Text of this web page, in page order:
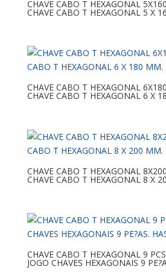
CHAVE CABO T HEXAGONAL
CHAVE CABO T HEXAGONAL 5 X
CHAVE CABO T HEXAGONAL
CHAVE CABO T HEXAGONAL 6 X
CHAVE CABO T HEXAGONAL
CHAVE CABO T HEXAGONAL 8 X
CHAVE CABO T HEXAGONAL 9
JOGO CHAVES HEXAGONAIS 9